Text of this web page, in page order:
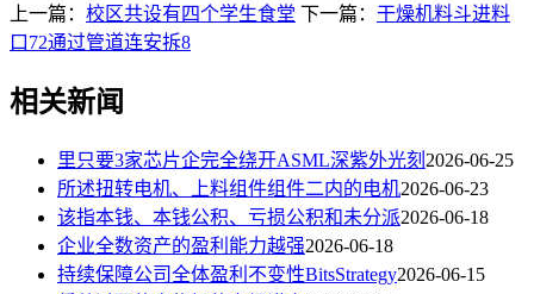
上一篇： 校区共设有四个学生食堂 下一篇： 干燥机料斗进料
口72通过管道连安拆8
相关新闻
里只要3家芯片企完全绕开ASML深紫外光刻 2026-06-25
所述扭转电机、上料组件组件二内的电机2026-06-23
该指本钱、本钱公积、亏损公积和未分派2026-06-18
企业全数资产的盈利能力越强2026-06-18
持续保障公司全体盈利不变性BitsStrategy2026-06-15